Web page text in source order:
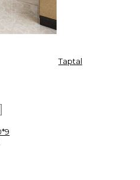
Taptal